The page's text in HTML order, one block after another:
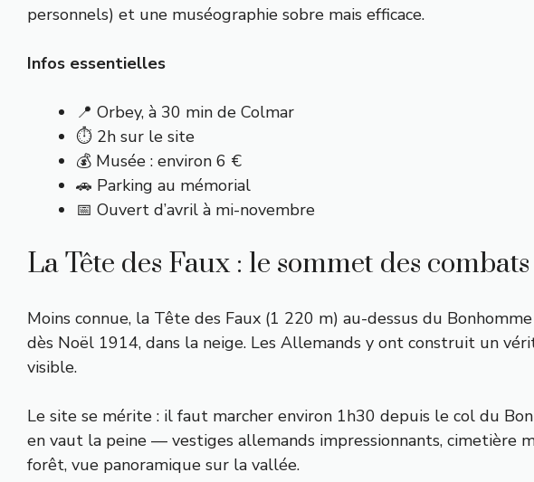
personnels) et une muséographie sobre mais efficace.
Infos essentielles
📍 Orbey, à 30 min de Colmar
⏱️ 2h sur le site
💰 Musée : environ 6 €
🚗 Parking au mémorial
📅 Ouvert d’avril à mi-novembre
La Tête des Faux : le sommet des
Moins connue, la Tête des Faux (1 220 m) au-dessus du
dès Noël 1914, dans la neige. Les Allemands y ont construit un
visible.
Le site se mérite : il faut marcher environ 1h30 depuis le col du
en vaut la peine — vestiges allemands impressionnants, cimetière
forêt, vue panoramique sur la vallée.